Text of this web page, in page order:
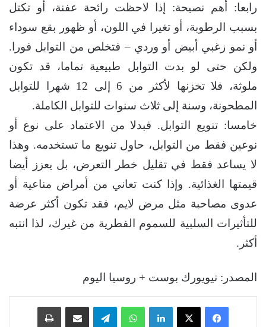
رابعا: أهم نصيحة: إذا لاحظت رائحة عفنة، أو تكتل
بسبب الرطوبة، أو تغيرا في اللون، أو ظهور بقع سوداء
أو نمو زغبي أبيض أو وردي – فتخلص من التوابل فورا.
ولكن حتى لو بدت التوابل طبيعية تماما، قد تكون
ملوثة، فلا تخزنها لأكثر من 6 إلى 12 شهرا للتوابل
المطحونة، وسنة إلى ثلاث سنوات للتوابل الكاملة.
خامسا: تنويع التوابل. فبدلا من الاعتماد على نوع أو
نوعين فقط من التوابل، حاول تنويع ما تستخدمه. وهذا
لا يساعد فقط في تقليل خطر التعرض، بل يعزز أيضا
قيمتها الغذائية. وإذا كنت تعاني من أمراض مناعية أو
عدوى مصاحبة مثل مرض لايم، فقد تكون أكثر عرضة
للتأثيرات السلبية للسموم الفطرية من غيرك، لذا انتبه
أكثر.
المصدر: نيويورك بوست + روسيا اليوم
فيسبوك ‫X لينكدإن واتساب تيلقرام